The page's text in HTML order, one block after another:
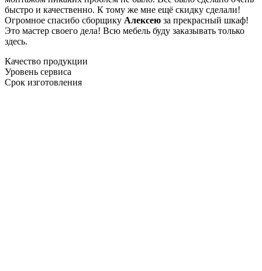
быстро и качественно. К тому же мне ещё скидку сделали!
Огромное спасибо сборщику Алексею за прекрасный шкаф!
Это мастер своего дела! Всю мебель буду заказывать только
здесь.
Качество продукции
Уровень сервиса
Срок изготовления